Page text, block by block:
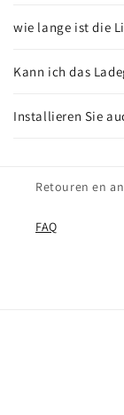
wie lange ist die
Kann ich das
Installieren Sie
Retouren en
FAQ